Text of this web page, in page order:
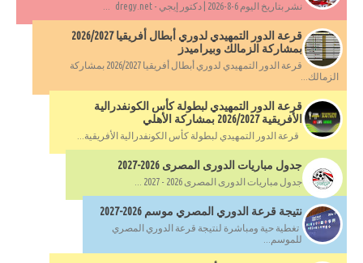
نشر بتاريخ اليوم 6-8-2026 | دكتور إيجي - dregy.net ...
قرعة الدور التمهيدي لدوري أبطال أفريقيا 2026/2027
بمشاركة الزمالك وبيراميدز
قرعة الدور التمهيدي لدوري أبطال أفريقيا 2026/2027 بمشاركة
الزمالك...
قرعة الدور التمهيدي لبطولة كأس الكونفدرالية
الأفريقية 2026/2027 بمشاركة الأهلي
قرعة الدور التمهيدي لبطولة كأس الكونفدرالية الأفريقية...
جدول مباريات الدورى المصرى 2026-2027
جدول مباريات الدورى المصرى 2026 - 2027 ...
نتيجة قرعة الدوري المصري موسم 2026-2027
تغطية حية ومباشرة لنتيجة قرعة الدوري المصري
للموسم...